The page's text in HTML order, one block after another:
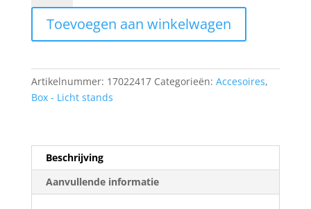
VARIPOLE®
B
Pole
VARIPOLE®
2.10
aantal
Toevoegen aan winkelwagen
Artikelnummer: 17022417 Categorieën: Accesoires,
Box - Licht stands
Beschrijving
Aanvullende informatie